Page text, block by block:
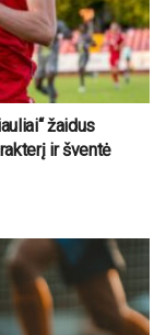
žaidus
ir šventė